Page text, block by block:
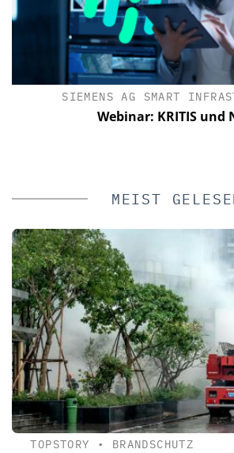
SIEMENS AG SMART
Webinar: KRITIS und
MEIST
TOPSTORY • BRANDSCHUTZ